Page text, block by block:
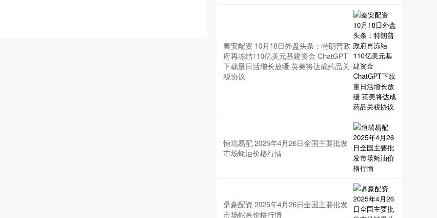
秦安配资 10月18日外盘头条：特朗普政
府再冻结110亿美元基建资金 ChatGPT
下载量日活增长放缓 英美将达成药品关
税协议
恒瑞易配 2025年4月26日全国主要批发
市场蚝油价格行情
鼎豪配资 2025年4月26日全国主要批发
市场蛇果价格行情